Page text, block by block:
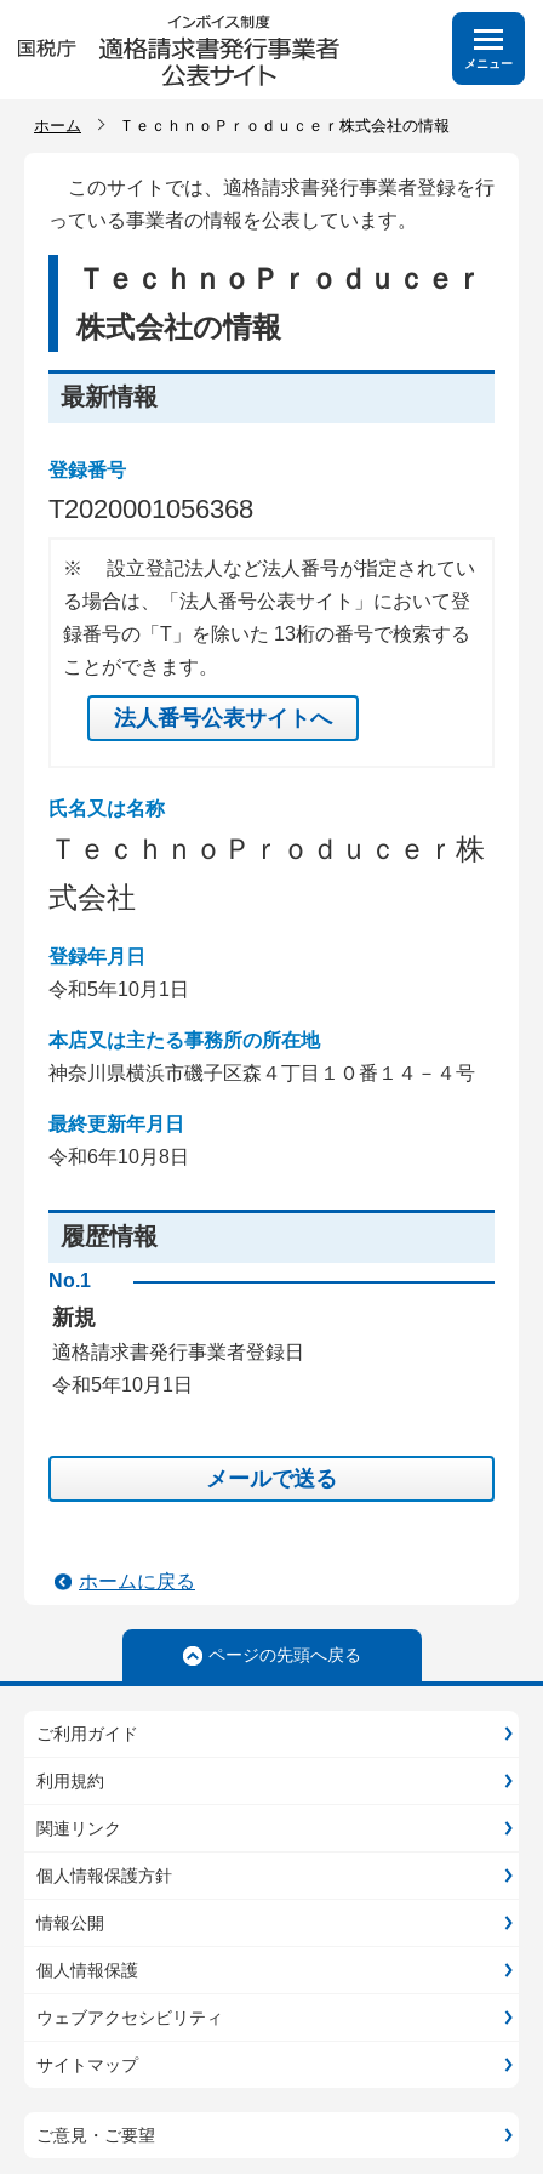
メニュー
ホーム ＴｅｃｈｎｏＰｒｏｄｕｃｅｒ株式会社の情報
このサイトでは、適格請求書発行事業者登録を行
っている事業者の情報を公表しています。
ＴｅｃｈｎｏＰｒｏｄｕｃｅｒ
株式会社の情報
最新情報
登録番号
T2020001056368
※
設立登記法人など法人番号が指定されてい
る場合は、「法人番号公表サイト」において登
録番号の「T」を除いた 13桁の番号で検索する
ことができます。
法人番号公表サイトへ
氏名又は名称
ＴｅｃｈｎｏＰｒｏｄｕｃｅｒ株
式会社
登録年月日
令和5年10月1日
本店又は主たる事務所の所在地
神奈川県横浜市磯子区森４丁目１０番１４－４号
最終更新年月日
令和6年10月8日
履歴情報
No.1
新規
適格請求書発行事業者登録日
令和5年10月1日
メールで送る
ホームに戻る
ページの先頭へ戻る
ご利用ガイド
利用規約
関連リンク
個人情報保護方針
情報公開
個人情報保護
ウェブアクセシビリティ
サイトマップ
ご意見・ご要望